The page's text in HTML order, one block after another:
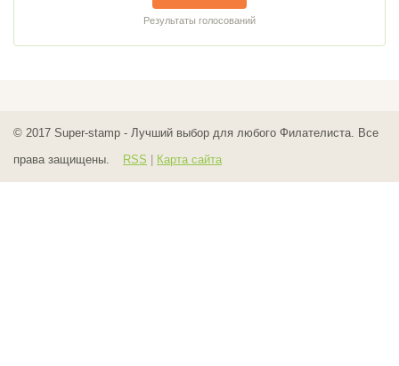
Результаты голосований
© 2017 Super-stamp - Лучший выбор для любого Филателиста. Все
права защищены.
RSS Карта сайта